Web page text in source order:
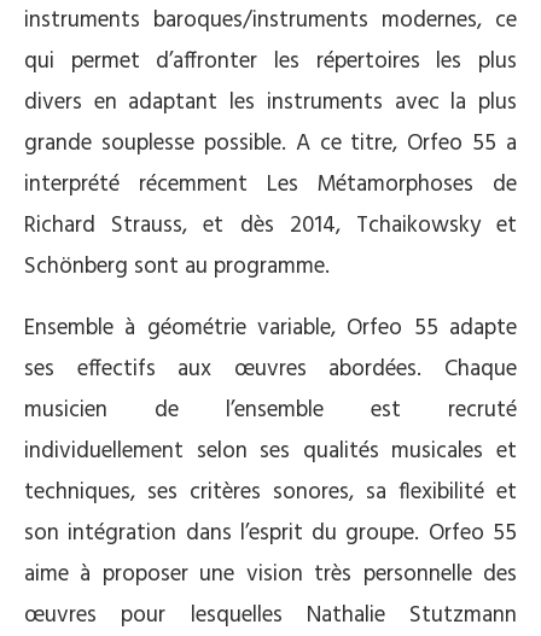
instruments baroques/instruments modernes, ce
qui permet d’affronter les répertoires les plus
divers en adaptant les instruments avec la plus
grande souplesse possible. A ce titre, Orfeo 55 a
interprété récemment Les Métamorphoses de
Richard Strauss, et dès 2014, Tchaikowsky et
Schönberg sont au programme.
Ensemble à géométrie variable, Orfeo 55 adapte
ses effectifs aux œuvres abordées. Chaque
musicien de l’ensemble est recruté
individuellement selon ses qualités musicales et
techniques, ses critères sonores, sa flexibilité et
son intégration dans l’esprit du groupe. Orfeo 55
aime à proposer une vision très personnelle des
œuvres pour lesquelles Nathalie Stutzmann